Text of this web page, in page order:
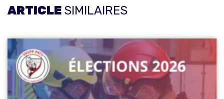
ARTICLE SIMILAIRES